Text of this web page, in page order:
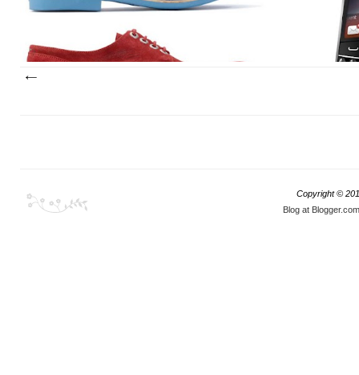
Copyright ©
Blog at Blogger.com